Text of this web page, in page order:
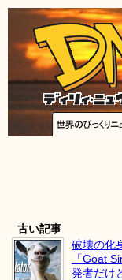
古い記事
破壊の化
「Goat
発者だけ